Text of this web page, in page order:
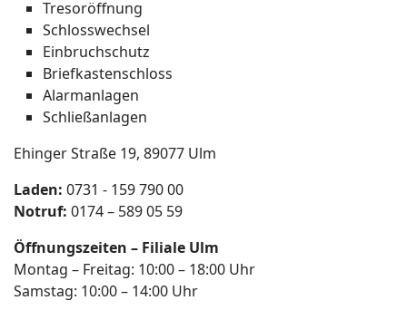
Tresoröffnung
Schlosswechsel
Einbruchschutz
Briefkastenschloss
Alarmanlagen
Schließanlagen
Ehinger Straße 19, 89077 Ulm
Laden: 0731 - 159 790 00
Notruf: 0174 – 589 05 59
Öffnungszeiten – Filiale Ulm
Montag – Freitag: 10:00 – 18:00 Uhr
Samstag: 10:00 – 14:00 Uhr